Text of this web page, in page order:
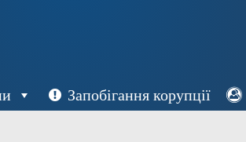
Запобігання корупції